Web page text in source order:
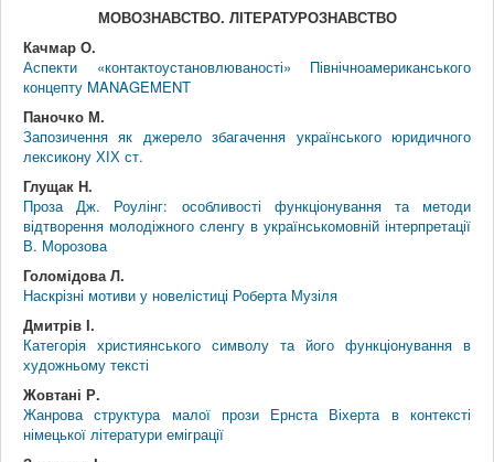
МОВОЗНАВСТВО. ЛІТЕРАТУРОЗНАВСТВО
Качмар О.
Аспекти «контактоустановлюваності» Північноамериканського
концепту MANAGEMENT
Паночко М.
Запозичення як джерело збагачення українського юридичного
лексикону ХІХ ст.
Глущак Н.
Проза Дж. Роулінг: особливості функціонування та методи
відтворення молодіжного сленгу в українськомовній інтерпретації
В. Морозова
Голомідова Л.
Наскрізні мотиви у новелістиці Роберта Музіля
Дмитрів І.
Категорія християнського символу та його функціонування в
художньому тексті
Жовтані Р.
Жанрова структура малої прози Ернста Віхерта в контексті
німецької літератури еміграції